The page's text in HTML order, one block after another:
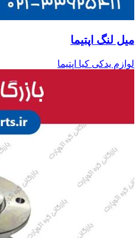
میل لنگ اپتیما
لوازم یدکی کیا اپتیما